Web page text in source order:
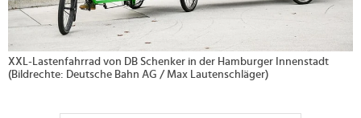
XXL-Lastenfahrrad von DB Schenker in der Hamburger Innenstadt
(Bildrechte: Deutsche Bahn AG / Max Lautenschläger)